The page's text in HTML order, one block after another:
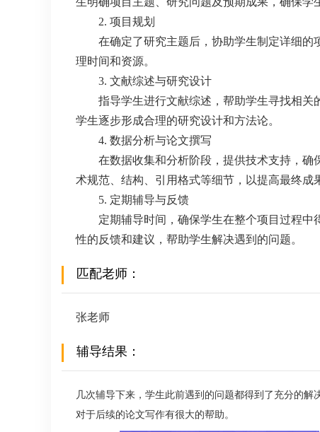
2. 项目规划
在确定了研究主题后，协助学生制定详细
理时间和资源。
3. 文献综述与研究设计
指导学生进行文献综述，帮助学生寻找相关
学生逐步形成合理的研究设计和方法论。
4. 数据分析与论文撰写
在数据收集和分析阶段，提供技术支持，
术规范、结构、引用格式等细节，以提高最终成
5. 定期辅导与反馈
定期辅导时间，确保学生在整个项目过程
性的反馈和建议，帮助学生解决遇到的问题。
匹配老师：
张老师
辅导结果：
几次辅导下来，学生此前遇到的问题都得到了充分的
对于后续的论文写作有很大的帮助。